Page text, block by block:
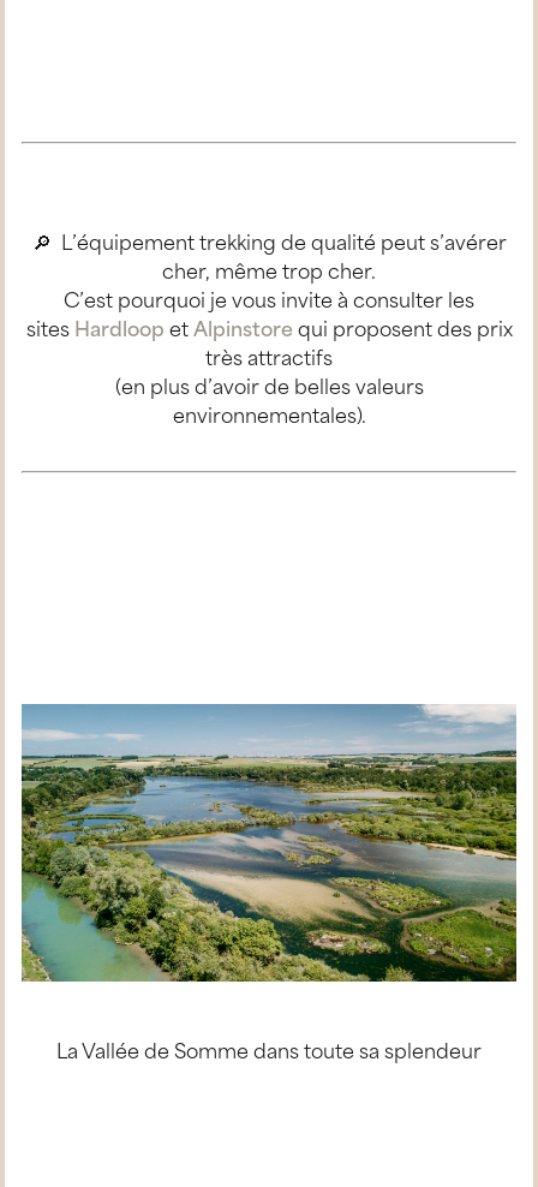
🔎 L’équipement trekking de qualité peut s’avérer
cher, même trop cher.
C’est pourquoi je vous invite à consulter les
sites Hardloop et Alpinstore qui proposent des prix
très attractifs
(en plus d’avoir de belles valeurs
environnementales).
La Vallée de Somme dans toute sa splendeur